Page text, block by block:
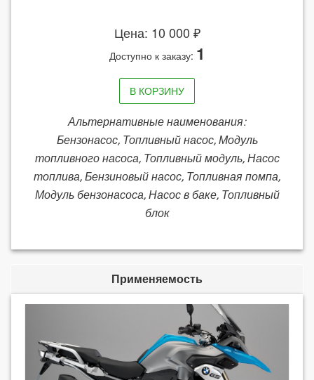
Цена: 10 000 ₽
Доступно к заказу: 1
В КОРЗИНУ
Альтернативные наименования:
Бензонасос, Топливный насос, Модуль
топливного насоса, Топливный модуль, Насос
топлива, Бензиновый насос, Топливная помпа,
Модуль бензонасоса, Насос в баке, Топливный
блок
Применяемость